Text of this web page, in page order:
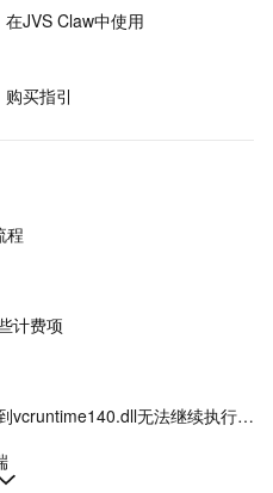
在JVS Claw中使用
购买指引
程
计费项
解决启动RPA客户端时提示“找不到vcruntime140.dll无法继续执行代码”-机器人流程自动化-阿里云